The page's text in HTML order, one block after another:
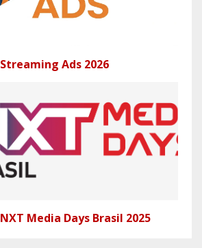
Streaming Ads 2026
NXT Media Days Brasil 2025